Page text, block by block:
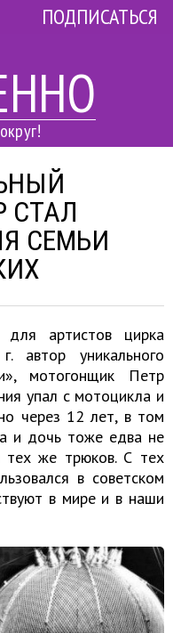
ПОДПИСАТЬСЯ
СТАЛ
СЕМЬИ
артистов цирка
автор уникального
мотогонщик Петр
упал с мотоцикла и
через 12 лет, в том
и дочь тоже едва не
тех же трюков. С тех
в советском
в мире и в наши